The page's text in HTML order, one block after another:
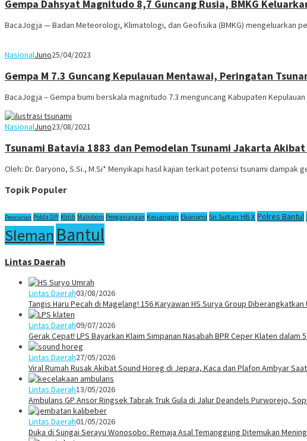
Gempa Dahsyat Magnitudo 8,7 Guncang Rusia, BMKG
BacaJogja — Badan Meteorologi, Klimatologi, dan Geofisika (BMKG) mengeluarkan
NasionalJuno25/04/2023
Gempa M 7.3 Guncang Kepulauan Mentawai, Peringatan
BacaJogja – Gempa bumi berskala magnitudo 7.3 menguncang Kabupaten
NasionalJuno23/08/2021
Tsunami Batavia 1883 dan Pemodelan Tsunami Jakarta
Oleh: Dr. Daryono, S.Si., M.Si* Menyikapi hasil kajian terkait potensi tsunami dampak
Topik Populer
Pencurian Polda DIY Klitih Malioboro Penganiayaan Keuangan Ekonomi Sri Sultan HB X Polres Bantul
Sleman Bantul
Lintas Daerah
Lintas Daerah03/08/2026
Tangis Haru Pecah di Magelang! 156 Karyawan HS Surya Group Diberangkatkan
Lintas Daerah09/07/2026
Gerak Cepat! LPS Bayarkan Klaim Simpanan Nasabah BPR Ceper Klaten dalam
Lintas Daerah27/05/2026
Viral Rumah Rusak Akibat Sound Horeg di Jepara, Kaca dan Plafon Ambyar
Lintas Daerah13/05/2026
Ambulans GP Ansor Ringsek Tabrak Truk Gula di Jalur Deandels Purworejo,
Lintas Daerah01/05/2026
Duka di Sungai Serayu Wonosobo: Remaja Asal Temanggung Ditemukan